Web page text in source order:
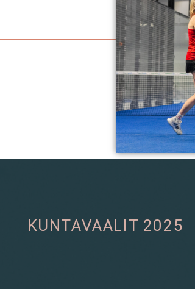
KUNTAVAALIT 2025